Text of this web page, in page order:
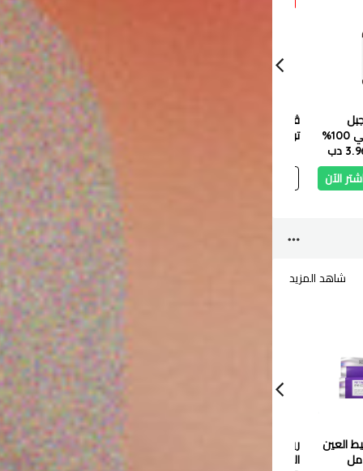
العطري من، نقي 100%
دب
الآن
ڤيبرانت جلمور الريتينول
تونر للوجه ١٠٠ ملي
أماليكو لوشن الجسم
فيتامين أ و ب 3 مع
0.900 دب
اشتر الآن
كوبا
بلسم 480 مل
3.000
شاهد المزيد
العين
ريفولي لوشن الجسم
الترطيب الفوري - ٢٥٠ مل
ريفوييل معزز إصلاح
وترطيب الشعر - 30 مل
وترطيب